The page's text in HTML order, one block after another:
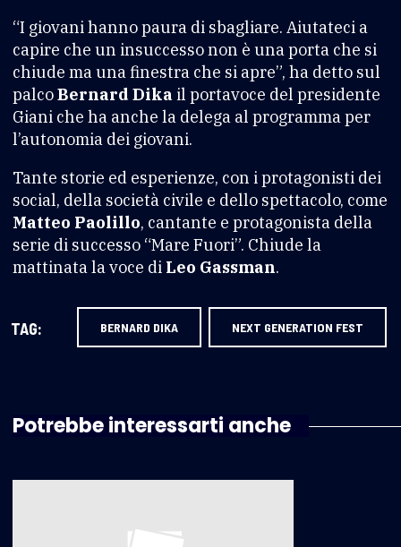
“I giovani hanno paura di sbagliare. Aiutateci a
capire che un insuccesso non è una porta che si
chiude ma una finestra che si apre”, ha detto sul
palcoBernard Dika il portavoce del presidente
Giani che ha anche la delega al programma per
l’autonomia dei giovani.
Tante storie ed esperienze, con i protagonisti dei
social, della società civile e dello spettacolo, come
Matteo Paolillo, cantante e protagonista della
serie di successo “Mare Fuori”. Chiude la
mattinata la voce di Leo Gassman.
TAG: BERNARD DIKA NEXT GENERATION FEST
Potrebbe interessarti anche